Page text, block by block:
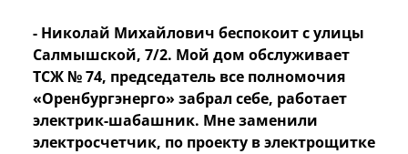
- Николай Михайлович беспокоит с улицы
Салмышской, 7/2. Мой дом обслуживает
ТСЖ № 74, председатель все полномочия
«Оренбургэнерго» забрал себе, работает
электрик-шабашник. Мне заменили
электросчетчик, по проекту в электрощитке